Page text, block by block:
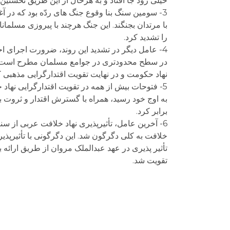
3- سومین سنگ بنا وقوع جنگ های ردّه بود که در
با مرتدان بجنگند. این جنگ هرچند با پیروزی
را تشدید کرد.
4- عامل دیگر در تشدید این روند، ضرورت اجرای
در سطح محدودتری در جوامع مسلمان مطرح است.
نهاد حکومت و در نهایت تقویت اقتدارگرایی
5- فتوحات بیش از همه در تقویت اقتدارگرایی
به اوج خود رسید، همراه با گسترش اقتدار و ثروت
برابر کرد.
6- آخرین عامل، تأثیرپذیری نهاد خلافت عربی
خلافت به کلی دگرگون شد. این دگرگونی با
تأثیر پذيری در عهد عبدالملک مروان از طریق
تقویت شد.